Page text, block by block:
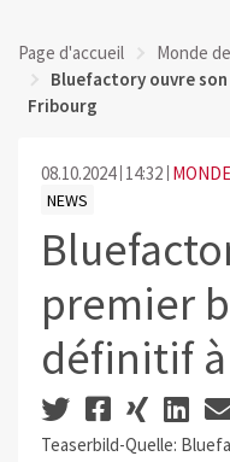
Page d'accueil
Monde
Bluefactory ouvre
Fribourg
08.10.2024 14:32
NEWS
premier
définitif
Teaserbild-Quelle: